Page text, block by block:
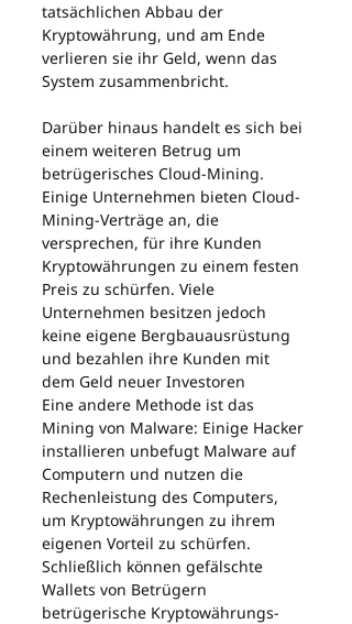
tatsächlichen Abbau der
Kryptowährung, und am Ende
verlieren sie ihr Geld, wenn das
System zusammenbricht.
Darüber hinaus handelt es sich bei
einem weiteren Betrug um
betrügerisches Cloud-Mining.
Einige Unternehmen bieten Cloud-
Mining-Verträge an, die
versprechen, für ihre Kunden
Kryptowährungen zu einem festen
Preis zu schürfen. Viele
Unternehmen besitzen jedoch
keine eigene Bergbauausrüstung
und bezahlen ihre Kunden mit
dem Geld neuer Investoren
Eine andere Methode ist das
Mining von Malware: Einige Hacker
installieren unbefugt Malware auf
Computern und nutzen die
Rechenleistung des Computers,
um Kryptowährungen zu ihrem
eigenen Vorteil zu schürfen.
Schließlich können gefälschte
Wallets von Betrügern
betrügerische Kryptowährungs-